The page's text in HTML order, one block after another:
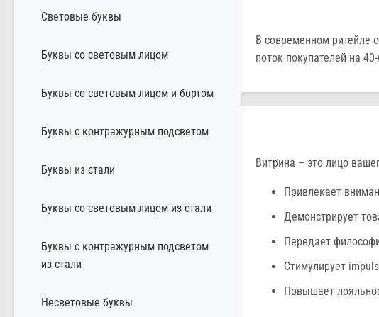
Световые буквы
Буквы со световым лицом
Буквы со световым лицом и бортом
Буквы с контражурным подсветом
Буквы из стали
Буквы со световым лицом из стали
Буквы с контражурным подсветом
из стали
Несветовые буквы
В современном ритейле
поток покупателей на
Витрина – это лицо
Привлекает
Демонстрирует
Передает
Стимулирует
Повышает